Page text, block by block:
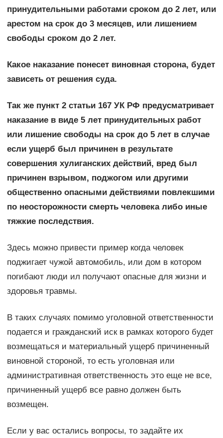
принудительными работами сроком до 2 лет, или
арестом на срок до 3 месяцев, или лишением
свободы сроком до 2 лет.
Какое наказание понесет виновная сторона, будет
зависеть от решения суда.
Так же пункт 2 статьи 167 УК РФ предусматривает
наказание в виде 5 лет принудительных работ
или лишение свободы на срок до 5 лет в случае
если ущерб был причинен в результате
совершения хулиганских действий, вред был
причинен взрывом, поджогом или другими
общественно опасными действиями повлекшими
по неосторожности смерть человека либо иные
тяжкие последствия.
Здесь можно привести пример когда человек
поджигает чужой автомобиль, или дом в котором
погибают люди ил получают опасные для жизни и
здоровья травмы.
В таких случаях помимо уголовной ответственности
подается и гражданский иск в рамках которого будет
возмещаться и материальный ущерб причиненный
виновной стороной, то есть уголовная или
административная ответственность это еще не все,
причиненный ущерб все равно должен быть
возмещен.
Если у вас остались вопросы, то задайте их